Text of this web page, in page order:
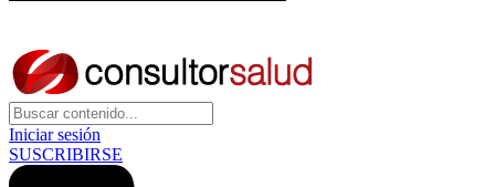
Iniciar sesión
SUSCRIBIRSE